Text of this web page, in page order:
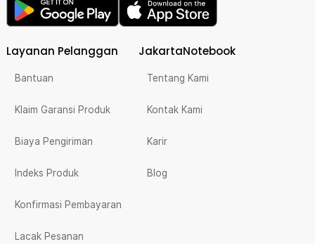
Layanan Pelanggan
Bantuan
Klaim Garansi Produk
Biaya Pengiriman
Indeks Produk
Konfirmasi Pembayaran
Lacak Pesanan
JakartaNotebook
Tentang Kami
Kontak Kami
Karir
Blog